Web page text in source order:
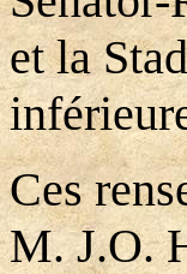
et la
Ces
M. J.O.